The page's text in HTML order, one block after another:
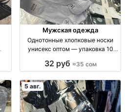
Мужская одежда
Однотонные хлопковые носки
унисекс оптом — упаковка 10
однотонные, р-р универс., уп. 10
32 руб ≈35 сом
5 авг.